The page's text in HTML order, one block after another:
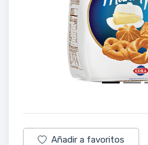
Añadir a favoritos